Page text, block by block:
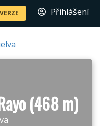
Přihlášení
(468 m)